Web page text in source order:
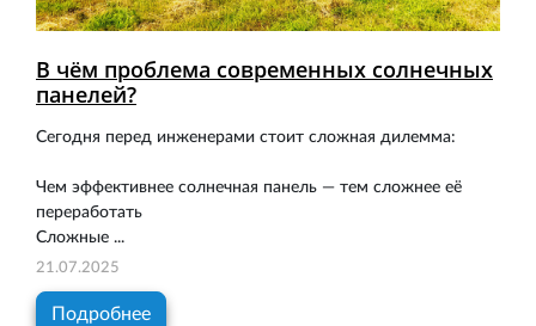
В чём проблема современных солнечных
панелей?
Сегодня перед инженерами стоит сложная дилемма:
Чем эффективнее солнечная панель — тем сложнее её
переработать
Сложные ...
21.07.2025
Подробнее